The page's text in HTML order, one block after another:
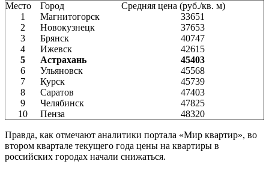
Место Город
Средняя цена (руб./кв. м)
1
Магнитогорск
33651
2
Новокузнецк
37653
3
Брянск
40747
4
Ижевск
42615
5
Астрахань
45403
6
Ульяновск
45568
7
Курск
45739
8
Саратов
47403
9
Челябинск
47825
10
Пенза 48320
Правда, как отмечают аналитики портала «Мир квартир», во
втором квартале текущего года цены на квартиры в
российских городах начали снижаться.